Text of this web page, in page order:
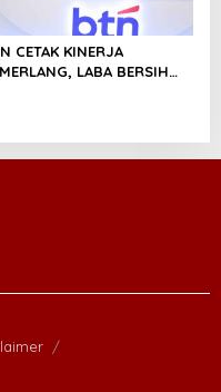
CETAK KINERJA
LABA BERSIH